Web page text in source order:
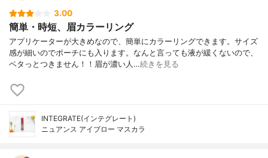
3.00
簡単・時短、眉カラーリング
アプリケーターが大きめなので、簡単にカラーリングできます。サイズ
感が細いのでポーチにも入ります。なんと言っても液が緩くないので、
ベタっとつきません！！眉が濃い人…続きを見る
INTEGRATE(インテグレート)
ニュアンス アイブロー マスカラ